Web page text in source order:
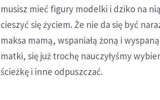
musisz mieć figury modelki i dziko na
cieszyć się życiem. Że nie da się być
maksa mamą, wspaniałą żoną i
matki, się już trochę nauczyłyśmy
ścieżkę i inne odpuszczać.